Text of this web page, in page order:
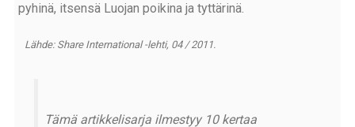
pyhinä, itsensä Luojan poikina ja tyttärinä.
Lähde: Share International -lehti, 04 / 2011.
Tämä artikkelisarja ilmestyy 10 kertaa